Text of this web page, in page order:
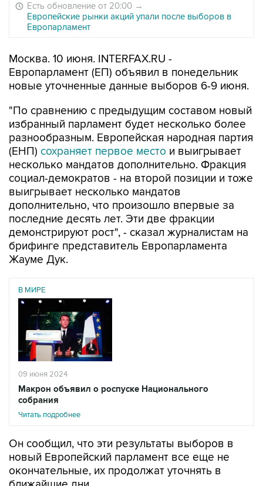
Есть обновление от 20:00 →
Европейские рынки акций упали после выборов в
Европарламент
Москва. 10 июня. INTERFAX.RU -
Европарламент (ЕП) объявил в понедельник
новые уточненные данные выборов 6-9 июня.
"По сравнению с предыдущим составом новый
избранный парламент будет несколько более
разнообразным. Европейская народная партия
(ЕНП) сохраняет первое место и выигрывает
несколько мандатов дополнительно. Фракция
социал-демократов - на второй позиции и тоже
выигрывает несколько мандатов
дополнительно, что произошло впервые за
последние десять лет. Эти две фракции
демонстрируют рост", - сказал журналистам на
брифинге представитель Европарламента
Жауме Дук.
В МИРЕ
09 июня 2024
Макрон объявил о роспуске Национального
собрания
Читать подробнее
Он сообщил, что эти результаты выборов в
новый Европейский парламент все еще не
окончательные, их продолжат уточнять в